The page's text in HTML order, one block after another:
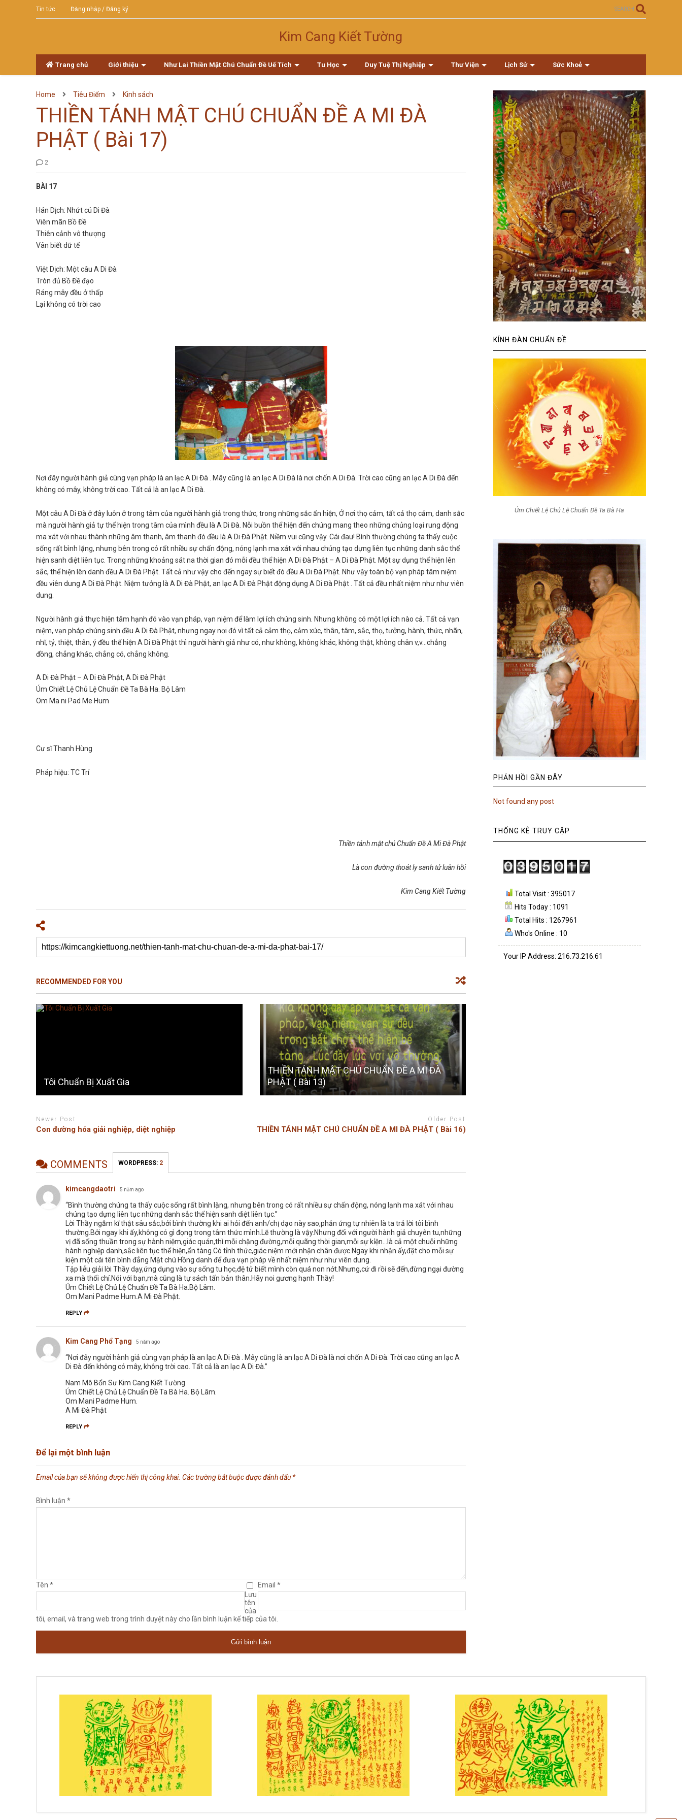
Tin tức Đăng nhập / Đăng ký SEARCH
Kim Cang Kiết Tường
Trang chủ Giới thiệu Như Lai Thiền Mật Chú Chuẩn Đề Uế Tích Tu Học Duy Tuệ Thị Nghiệp Thư Viện Lịch Sử Sức Khoẻ
Home Tiêu Điểm Kinh sách
THIỀN TÁNH MẬT CHÚ CHUẨN ĐỀ A MI ĐÀ
PHẬT ( Bài 17)
2
BÀI 17
Hán Dịch: Nhứt cú Di Đà
Viên mãn Bồ Đề
Thiên cảnh vô thượng
Vân biết dữ tế
Việt Dịch: Một câu A Di Đà
Tròn đủ Bồ Đề đạo
Ráng mây đều ở thấp
Lại không có trời cao
Nơi đây người hành giả cùng vạn pháp là an lạc A Di Đà . Mây cũng là an lạc A Di Đà là nơi chốn A Di Đà. Trời cao cũng an lạc A Di Đà đến
không có mây, không trời cao. Tất cả là an lạc A Di Đà.
Một câu A Di Đà ở đây luôn ở trong tâm của người hành giả trong thức, trong những sắc ẩn hiện, Ở nơi thọ cảm, tất cả thọ cảm, danh sắc
mà người hành giả tự thể hiện trong tâm của mình đều là A Di Đà. Nỗi buồn thể hiện đến chúng mang theo những chủng loại rung động
ma xát với nhau thành những âm thanh, âm thanh đó đều là A Di Đà Phật. Niềm vui cũng vậy. Cái đau! Bình thường chúng ta thấy cuộc
sống rất bình lặng, nhưng bên trong có rất nhiều sự chấn động, nóng lạnh ma xát với nhau chúng tạo dựng liên tục những danh sắc thể
hiện sanh diệt liên tục. Trong những khoảng sát na thời gian đó mỗi đều thể hiện A Di Đà Phật – A Di Đà Phật. Một sự dụng thể hiện lên
sắc, thể hiện lên danh đều A Di Đà Phật. Tất cả như vậy cho đến ngay sự biết đó đều A Di Đà Phật. Như vậy toàn bộ vạn pháp tâm niệm
đều viên dung A Di Đà Phật. Niệm tưởng là A Di Đà Phật, an lạc A Di Đà Phật động dụng A Di Đà Phật . Tất cả đều nhất niệm như như viên
dung.
Người hành giả thực hiện tâm hạnh đó vào vạn pháp, vạn niệm để làm lợi ích chúng sinh. Nhưng không có một lợi ích nào cả. Tất cả vạn
niệm, vạn pháp chúng sinh đều A Di Đà Phật, nhưng ngay nơi đó vì tất cả cảm thọ, cảm xúc, thân, tâm, sắc, thọ, tưởng, hành, thức, nhãn,
nhĩ, tỷ, thiệt, thân, ý đều thể hiện A Di Đà Phật thì người hành giả như có, như không, không khác, không thật, không chân v,v…chẳng
đồng, chẳng khác, chẳng có, chẳng không.
A Di Đà Phật – A Di Đà Phật, A Di Đà Phật
Úm Chiết Lệ Chủ Lệ Chuẩn Đề Ta Bà Ha. Bộ Lâm
Om Ma ni Pad Me Hum
Cư sĩ Thanh Hùng
Pháp hiệu: TC Trí
Thiền tánh mật chú Chuẩn Đề A Mi Đà Phật
Là con đường thoát ly sanh tử luân hồi
Kim Cang Kiết Tường
RECOMMENDED FOR YOU
Tôi Chuẩn Bị Xuất Gia
THIỀN TÁNH MẬT CHÚ CHUẨN ĐỀ A MI ĐÀ
PHẬT ( Bài 13)
Newer Post
Con đường hóa giải nghiệp, diệt nghiệp
Older Post
THIỀN TÁNH MẬT CHÚ CHUẨN ĐỀ A MI ĐÀ PHẬT ( Bài 16)
COMMENTS WORDPRESS: 2
kimcangdaotri 5 năm ago
“Bình thường chúng ta thấy cuộc sống rất bình lặng, nhưng bên trong có rất nhiều sự chấn động, nóng lạnh ma xát với nhau
chúng tạo dựng liên tục những danh sắc thể hiện sanh diệt liên tục.”
Lời Thầy ngẫm kĩ thật sâu sắc,bởi bình thường khi ai hỏi đến anh/chị dạo này sao,phản ứng tự nhiên là ta trả lời tôi bình
thường.Bởi ngay khi ấy,không có gì đọng trong tâm thức mình.Lẽ thường là vậy.Nhưng đối với người hành giả chuyên tu,những
vị đã sống thuần trong sự hành niệm,giác quán,thì mỗi chặng đường,mỗi quãng thời gian,mỗi sự kỉện…là cả một chuỗi những
hành nghiệp danh,sắc liên tục thể hiện,ẩn tàng.Có tỉnh thức,giác niệm mới nhận chân được.Ngay khi nhận ấy,đặt cho mỗi sự
kiện một cái tên bình đẳng Mật chú Hồng danh để đưa vạn pháp về nhất niệm như như viên dung.
Tập liễu giải lời Thầy dạy,ứng dụng vào sự sống tu học,đệ tử biết mình còn quá non nớt.Nhưng,cứ đi rồi sẽ đến,đừng ngại đường
xa mà thối chí.Nói với bạn,mà cũng là tự sách tấn bản thân.Hãy noi gương hạnh Thầy!
Úm Chiết Lệ Chủ Lệ Chuẩn Đề Ta Bà Ha.Bộ Lâm.
Om Mani Padme Hum.A Mi Đà Phật.
REPLY
Kim Cang Phổ Tạng 5 năm ago
“Nơi đây người hành giả cùng vạn pháp là an lạc A Di Đà . Mây cũng là an lạc A Di Đà là nơi chốn A Di Đà. Trời cao cũng an lạc A
Di Đà đến không có mây, không trời cao. Tất cả là an lạc A Di Đà.”
Nam Mô Bổn Sư Kim Cang Kiết Tường
Úm Chiết Lệ Chủ Lệ Chuẩn Đề Ta Bà Ha. Bộ Lâm.
Om Mani Padme Hum.
A Mi Đà Phật
REPLY
Để lại một bình luận
Email của bạn sẽ không được hiển thị công khai. Các trường bắt buộc được đánh dấu *
Bình luận*
Tên* Email *
Lưu
tên
của
tôi, email, và trang web trong trình duyệt này cho lần bình luận kế tiếp của tôi.
KÍNH ĐÀN CHUẨN ĐỀ
Úm Chiết Lệ Chủ Lệ Chuẩn Đề Ta Bà Ha
PHẢN HỒI GẦN ĐÂY
Not found any post
THỐNG KÊ TRUY CẬP
Total Visit : 395017
Hits Today : 1091
Total Hits : 1267961
Who's Online : 10
Your IP Address: 216.73.216.61